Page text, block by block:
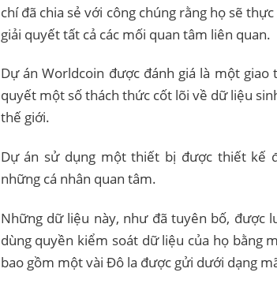
chí đã chia sẻ với công chúng rằng họ sẽ
giải quyết tất cả các mối quan tâm liên quan.
Dự án Worldcoin được đánh giá là một
quyết một số thách thức cốt lõi về dữ liệu
thế giới.
Dự án sử dụng một thiết bị được thiết kế
những cá nhân quan tâm.
Những dữ liệu này, như đã tuyên bố, được
dùng quyền kiểm soát dữ liệu của họ bằng
bao gồm một vài Đô la được gửi dưới dạng